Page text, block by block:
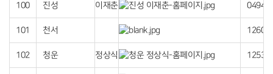
100 진성 이재춘 04940
101 천서 12608
102 청운 정상식 12530